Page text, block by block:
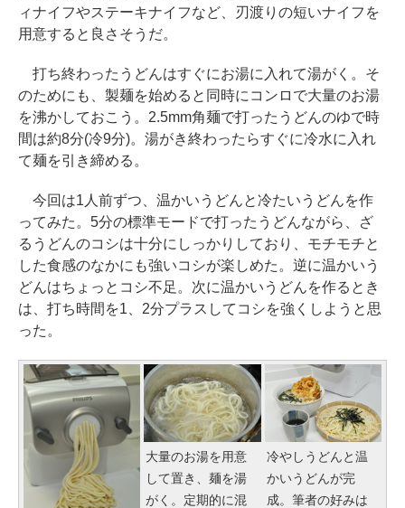
ィナイフやステーキナイフなど、刃渡りの短いナイフを
用意すると良さそうだ。
打ち終わったうどんはすぐにお湯に入れて湯がく。そ
のためにも、製麺を始めると同時にコンロで大量のお湯
を沸かしておこう。2.5mm角麺で打ったうどんのゆで時
間は約8分(冷9分)。湯がき終わったらすぐに冷水に入れ
て麺を引き締める。
今回は1人前ずつ、温かいうどんと冷たいうどんを作
ってみた。5分の標準モードで打ったうどんながら、ざ
るうどんのコシは十分にしっかりしており、モチモチと
した食感のなかにも強いコシが楽しめた。逆に温かいう
どんはちょっとコシ不足。次に温かいうどんを作るとき
は、打ち時間を1、2分プラスしてコシを強くしようと思
った。
大量のお湯を用意
して置き、麺を湯
がく。定期的に混
冷やしうどんと温
かいうどんが完
成。筆者の好みは